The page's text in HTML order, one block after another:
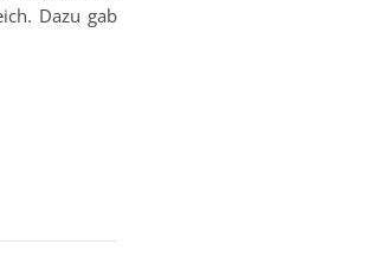
Dazu gab